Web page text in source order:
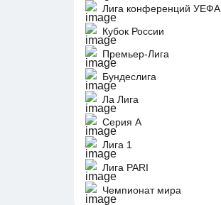
Лига конференций УЕФА
Кубок России
Премьер-Лига
Бундеслига
Ла Лига
Серия А
Лига 1
Лига PARI
Чемпионат мира